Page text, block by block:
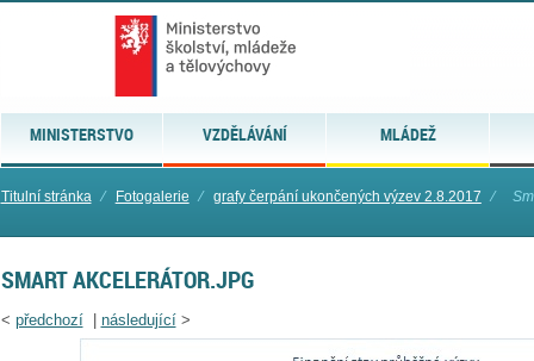
MINISTERSTVO VZDĚLÁVÁNÍ MLÁDEŽ
Titulní stránka ⁄ Fotogalerie ⁄ grafy čerpání ukončených výzev 2.8.2017 ⁄
SMART AKCELERÁTOR.JPG
< předchozí| následující>